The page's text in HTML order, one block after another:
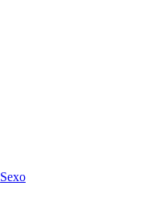
Sexo